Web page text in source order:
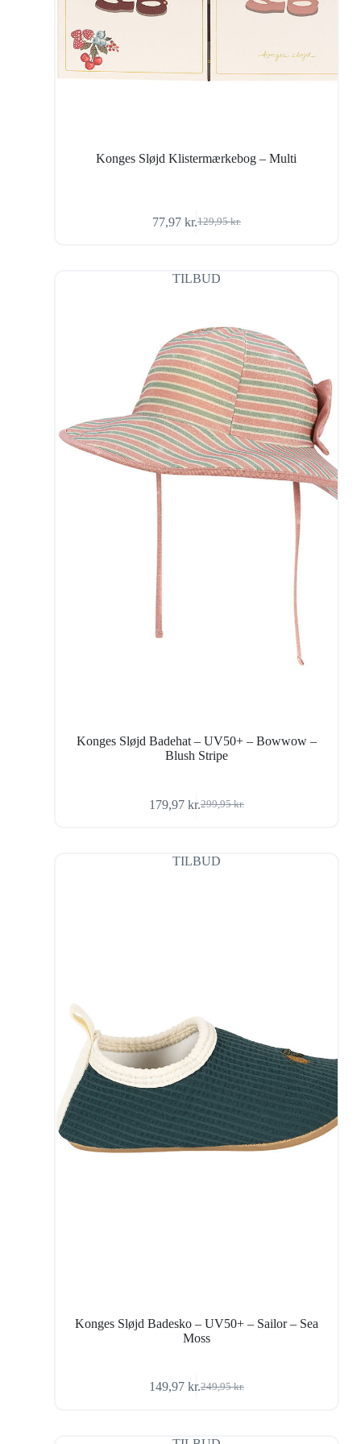
Konges Sløjd Klistermærkebog – Multi
129,95kr.
Den
var:
129,95 kr..
77,97 kr.Den
er:
77,97 kr..
TILBUD
Konges Sløjd Badehat – UV50+ – Bowwow –
Blush Stripe
299,95kr.
Den
var:
299,95 kr..
179,97 kr.Den
er:
179,97 kr..
TILBUD
Konges Sløjd Badesko – UV50+ – Sailor – Sea
Moss
249,95kr.
Den
var:
149,97 kr.Den
er: